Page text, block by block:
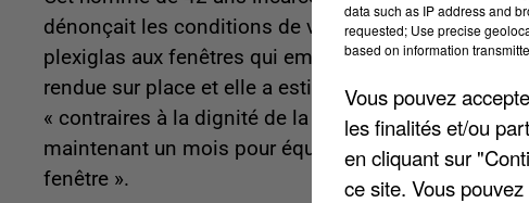
dénonçait les conditions de vie des prisonniers à
plexiglas aux fenêtres qui empêche l’air d’entrer
rendue sur place et elle a estimé que cette mesure
« contraires à la dignité de la personne humaine ».
maintenant un mois pour équiper la cellule du
fenêtre ».
data such as IP address and
requested; Use precise
based on information
Vous pouvez
les finalités et/ou
en cliquant sur
ce site. Vous